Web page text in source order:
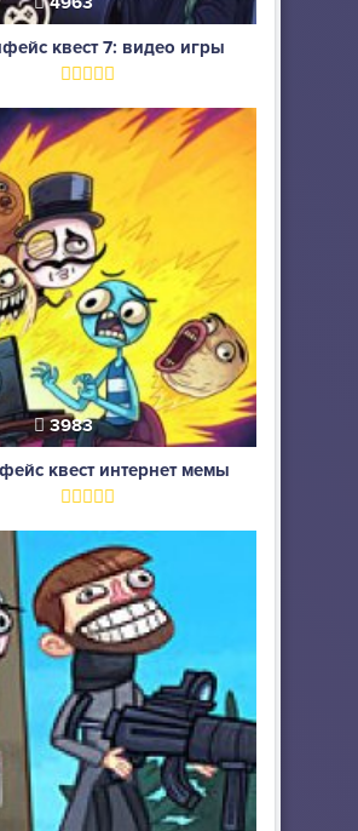
квест 7: видео игры
3983
квест интернет мемы